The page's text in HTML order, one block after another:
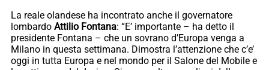
La reale olandese ha incontrato anche il governatore
lombardo Attilio Fontana: “E’ importante – ha detto il
presidente Fontana – che un sovrano d’Europa venga a
Milano in questa settimana. Dimostra l’attenzione che c’e’
oggi in tutta Europa e nel mondo per il Salone del Mobile e